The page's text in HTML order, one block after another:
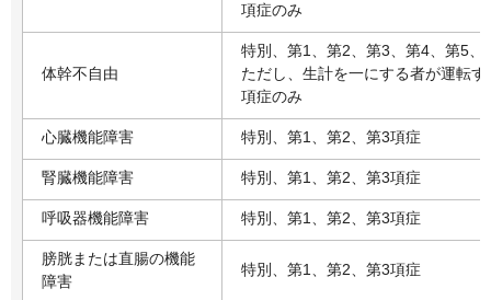
項症のみ
体幹不自由
特別、第1、第2、第3、第4、第5
ただし、生計を一にする者が運転
項症のみ
心臓機能障害 特別、第1、第2、第3項症
腎臓機能障害 特別、第1、第2、第3項症
呼吸器機能障害 特別、第1、第2、第3項症
膀胱または直腸の機能
障害
特別、第1、第2、第3項症